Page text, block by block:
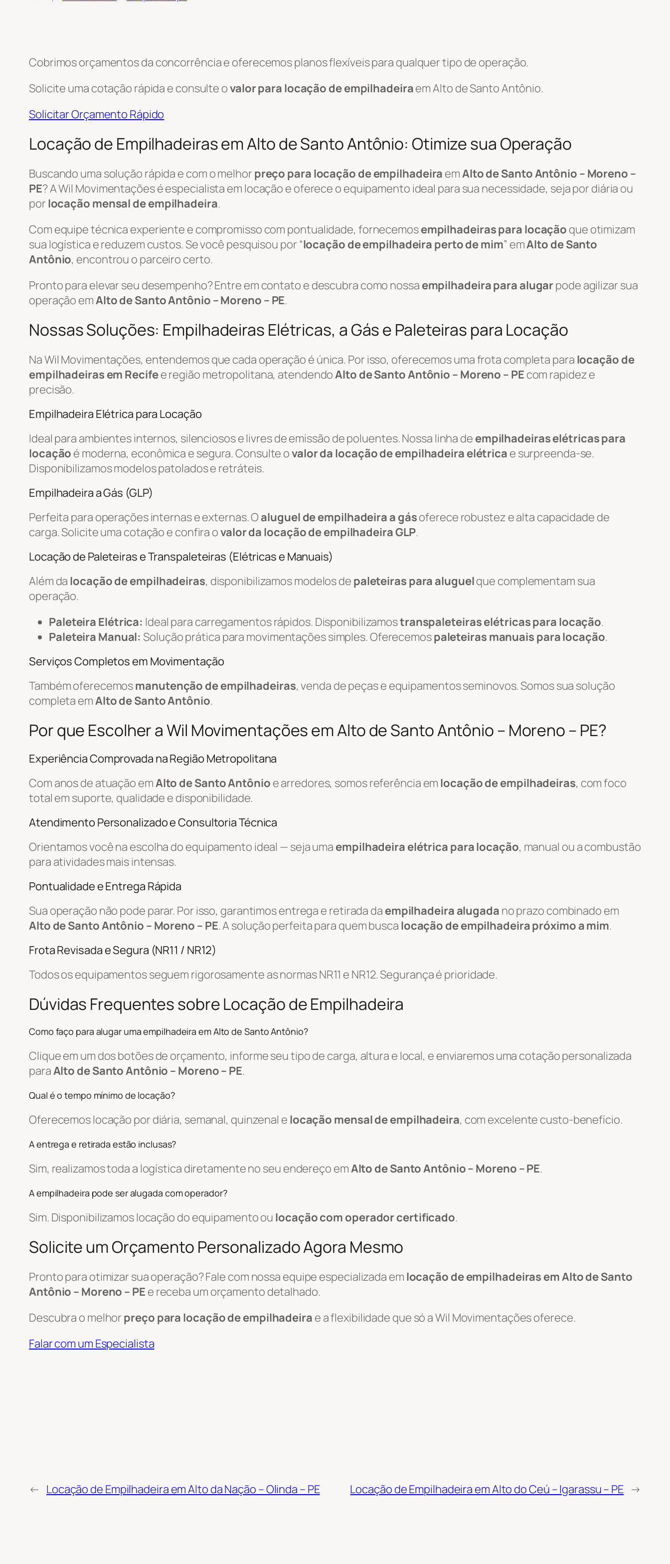
Cobrimos orçamentos da concorrência e oferecemos planos flexíveis para qualquer tipo de operação.
Solicite uma cotação rápida e consulte ovalor para locação de empilhadeiraem Alto de Santo Antônio.
Solicitar Orçamento Rápido
Locação de Empilhadeiras em Alto de Santo Antônio: Otimize sua Operação
Buscando uma solução rápida e com o melhor preço para locação de empilhadeira emAlto de Santo Antônio – Moreno –
PE? A Wil Movimentações é especialista em locação e oferece o equipamento ideal para sua necessidade, seja por diária ou
por locação mensal de empilhadeira.
Com equipe técnica experiente e compromisso com pontualidade, fornecemosempilhadeiras para locação que otimizam
sua logística e reduzem custos. Se você pesquisou por “locação de empilhadeira perto de mim” emAlto de Santo
Antônio, encontrou o parceiro certo.
Pronto para elevar seu desempenho? Entre em contato e descubra como nossa empilhadeira para alugarpode agilizar sua
operação emAlto de Santo Antônio – Moreno – PE.
Nossas Soluções: Empilhadeiras Elétricas, a Gás e Paleteiras para Locação
Na Wil Movimentações, entendemos que cada operação é única. Por isso, oferecemos uma frota completa para locação de
empilhadeiras em Recifee região metropolitana, atendendoAlto de Santo Antônio – Moreno – PE com rapidez e
precisão.
Empilhadeira Elétrica para Locação
Ideal para ambientes internos, silenciosos e livres de emissão de poluentes. Nossa linha de empilhadeiras elétricas para
locação é moderna, econômica e segura. Consulte ovalor da locação de empilhadeira elétrica e surpreenda-se.
Disponibilizamos modelos patolados e retráteis.
Empilhadeira a Gás (GLP)
Perfeita para operações internas e externas. O aluguel de empilhadeira a gásoferece robustez e alta capacidade de
carga. Solicite uma cotação e confira ovalor da locação de empilhadeira GLP.
Locação de Paleteiras e Transpaleteiras (Elétricas e Manuais)
Além da locação de empilhadeiras, disponibilizamos modelos de paleteiras para aluguelque complementam sua
operação.
Paleteira Elétrica: Ideal para carregamentos rápidos. Disponibilizamostranspaleteiras elétricas para locação.
Paleteira Manual: Solução prática para movimentações simples. Oferecemospaleteiras manuais para locação.
Serviços Completos em Movimentação
Também oferecemosmanutenção de empilhadeiras, venda de peças e equipamentos seminovos. Somos sua solução
completa emAlto de Santo Antônio.
Por que Escolher a Wil Movimentações em Alto de Santo Antônio – Moreno – PE?
Experiência Comprovada na Região Metropolitana
Com anos de atuação emAlto de Santo Antônio e arredores, somos referência em locação de empilhadeiras, com foco
total em suporte, qualidade e disponibilidade.
Atendimento Personalizado e Consultoria Técnica
Orientamos você na escolha do equipamento ideal — seja uma empilhadeira elétrica para locação, manual ou a combustão
para atividades mais intensas.
Pontualidade e Entrega Rápida
Sua operação não pode parar. Por isso, garantimos entrega e retirada da empilhadeira alugada no prazo combinado em
Alto de Santo Antônio – Moreno – PE. A solução perfeita para quem busca locação de empilhadeira próximo a mim.
Frota Revisada e Segura (NR11 / NR12)
Todos os equipamentos seguem rigorosamente as normas NR11 e NR12. Segurança é prioridade.
Dúvidas Frequentes sobre Locação de Empilhadeira
Como faço para alugar uma empilhadeira em Alto de Santo Antônio?
Clique em um dos botões de orçamento, informe seu tipo de carga, altura e local, e enviaremos uma cotação personalizada
paraAlto de Santo Antônio – Moreno – PE.
Qual é o tempo mínimo de locação?
Oferecemos locação por diária, semanal, quinzenal e locação mensal de empilhadeira, com excelente custo-benefício.
A entrega e retirada estão inclusas?
Sim, realizamos toda a logística diretamente no seu endereço emAlto de Santo Antônio – Moreno – PE.
A empilhadeira pode ser alugada com operador?
Sim. Disponibilizamos locação do equipamento ou locação com operador certificado.
Solicite um Orçamento Personalizado Agora Mesmo
Pronto para otimizar sua operação? Fale com nossa equipe especializada em locação de empilhadeiras em Alto de Santo
Antônio – Moreno – PE e receba um orçamento detalhado.
Descubra o melhor preço para locação de empilhadeira e a flexibilidade que só a Wil Movimentações oferece.
Falar com um Especialista
← Locação de Empilhadeira em Alto da Nação – Olinda – PE Locação de Empilhadeira em Alto do Ceú – Igarassu – PE →